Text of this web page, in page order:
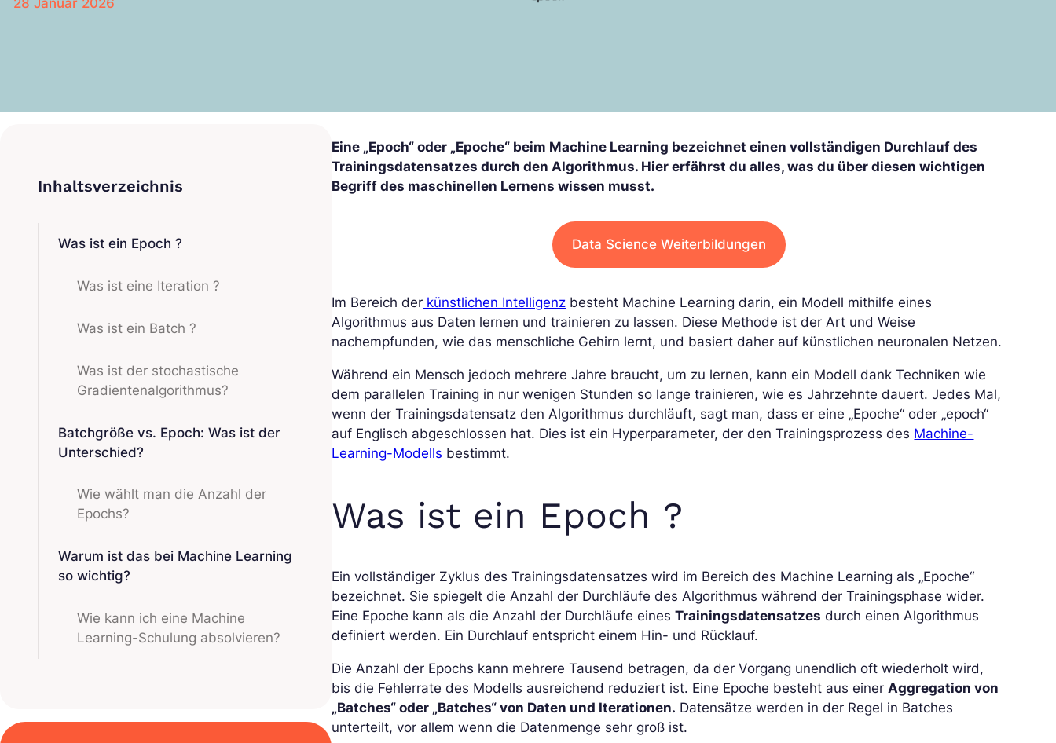
28 Januar 2026
Was ist ein Epoch ?
Was ist eine Iteration ?
Was ist ein Batch ?
Was ist der stochastische
Gradientenalgorithmus?
Batchgröße vs. Epoch: Was ist der
Unterschied?
Wie wählt man die Anzahl der
Epochs?
Warum ist das bei Machine Learning
so wichtig?
Wie kann ich eine Machine
Learning-Schulung absolvieren?
Eine „Epoch“ oder „Epoche“ beim Machine Learning bezeichnet einen vollständigen Durchlauf des
Trainingsdatensatzes durch den Algorithmus. Hier erfährst du alles, was du über diesen wichtigen
Begriff des maschinellen Lernens wissen musst.
Data Science Weiterbildungen
Im Bereich der künstlichen Intelligenz besteht Machine Learning darin, ein Modell mithilfe eines
Algorithmus aus Daten lernen und trainieren zu lassen. Diese Methode ist der Art und Weise
nachempfunden, wie das menschliche Gehirn lernt, und basiert daher auf künstlichen neuronalen Netzen.
Während ein Mensch jedoch mehrere Jahre braucht, um zu lernen, kann ein Modell dank Techniken wie
dem parallelen Training in nur wenigen Stunden so lange trainieren, wie es Jahrzehnte dauert. Jedes Mal,
wenn der Trainingsdatensatz den Algorithmus durchläuft, sagt man, dass er eine „Epoche“ oder „epoch“
auf Englisch abgeschlossen hat. Dies ist ein Hyperparameter, der den Trainingsprozess des Machine-
Learning-Modells bestimmt.
Was ist ein Epoch ?
Ein vollständiger Zyklus des Trainingsdatensatzes wird im Bereich des Machine Learning als „Epoche“
bezeichnet. Sie spiegelt die Anzahl der Durchläufe des Algorithmus während der Trainingsphase wider.
Eine Epoche kann als die Anzahl der Durchläufe einesTrainingsdatensatzes durch einen Algorithmus
definiert werden. Ein Durchlauf entspricht einem Hin- und Rücklauf.
Die Anzahl der Epochs kann mehrere Tausend betragen, da der Vorgang unendlich oft wiederholt wird,
bis die Fehlerrate des Modells ausreichend reduziert ist. Eine Epoche besteht aus einerAggregation von
„Batches“ oder „Batches“ von Daten und Iterationen. Datensätze werden in der Regel in Batches
unterteilt, vor allem wenn die Datenmenge sehr groß ist.